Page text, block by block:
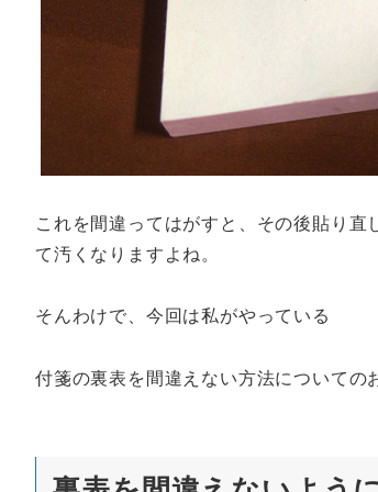
これを間違ってはがすと、その後貼り
て汚くなりますよね。
そんわけで、今回は私がやっている
付箋の裏表を間違えない方法についての